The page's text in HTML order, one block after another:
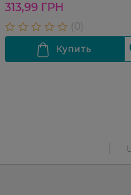
313,99 ГРН